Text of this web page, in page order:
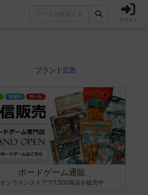
ログイン
ボードゲーム通販
オンラインストアで7,500商品を販売中